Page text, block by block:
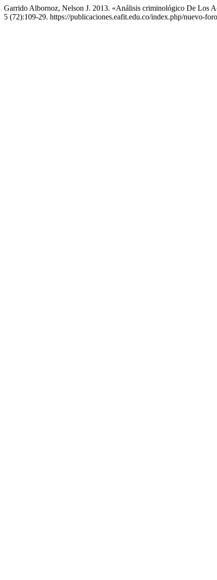
Garrido Albornoz, Nelson J. 2013. «Análisis criminológico De Los
5 (72):109-29. https://publicaciones.eafit.edu.co/index.php/nuevo-